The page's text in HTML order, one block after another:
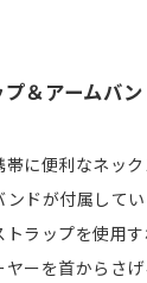
＆アームバ
帯に便利なネッ
ンドが付属して
トラップを使用
ヤーを首からさ